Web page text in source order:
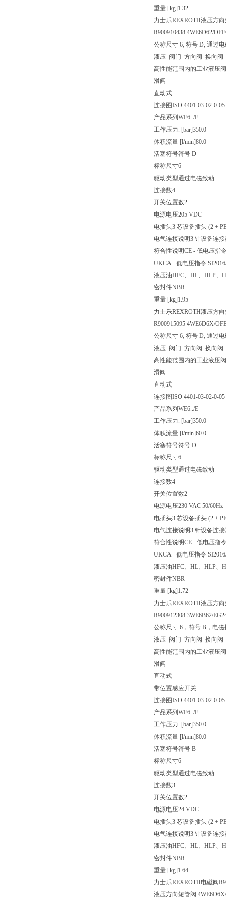
重量 [kg]1.32
力士乐REXROTH液压方
R900910438 4WE6D62/
公称尺寸 6, 符号 D, 通过
液压 阀门 方向阀 换向阀
高性能范围内的工业液压
滑阀
直动式
连接图ISO 4401-03-02-0-05
产品系列 WE6../E
工作压力. [bar]350.0
体积流量 [l/min]80.0
活塞符号符号 D
标称尺寸6
驱动类型通过电磁致动
连接数4
开关位置数2
电源电压205 VDC
电插头3 芯设备插头 (2 +
电气连接说明3 针设备连接
符合性说明CE - 低电压指
UKCA - 低电压指令
液压油HFC、HL、HLP、
密封件NBR
重量 [kg]1.95
力士乐REXROTH液压方
R900915095 4WE6D6X/
公称尺寸 6, 符号 D, 通过
液压 阀门 方向阀 换向阀
高性能范围内的工业液压
滑阀
直动式
连接图ISO 4401-03-02-0-05
产品系列 WE6../E
工作压力. [bar]350.0
体积流量 [l/min]60.0
活塞符号符号 D
标称尺寸6
驱动类型通过电磁致动
连接数4
开关位置数2
电源电压230 VAC 50/60Hz
电插头3 芯设备插头 (2 +
电气连接说明3 针设备连接
符合性说明CE - 低电压指
UKCA - 低电压指令
液压油HFC、HL、HLP、
密封件NBR
重量 [kg]1.72
力士乐REXROTH液压方
R900912308 3WE6B62/
公称尺寸 6，符号 B，电
液压 阀门 方向阀 换向阀
高性能范围内的工业液压
滑阀
直动式
带位置感应开关
连接图ISO 4401-03-02-0-05
产品系列 WE6../E
工作压力. [bar]350.0
体积流量 [l/min]80.0
活塞符号符号 B
标称尺寸6
驱动类型通过电磁致动
连接数3
开关位置数2
电源电压24 VDC
电插头3 芯设备插头 (2 +
电气连接说明3 针设备连接
液压油HFC、HL、HLP、
密封件NBR
重量 [kg]1.64
力士乐REXROTH电磁阀
液压方向短管阀